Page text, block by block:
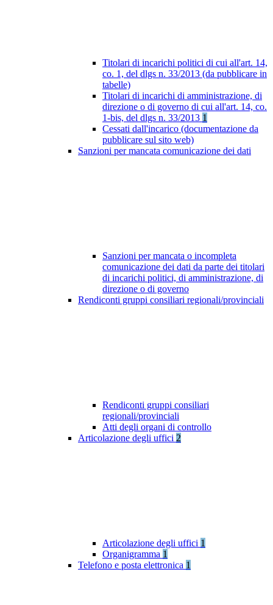
Titolari di incarichi politici di cui all'art. 14,
co. 1, del dlgs n. 33/2013 (da pubblicare in
tabelle)
Titolari di incarichi di amministrazione, di
direzione o di governo di cui all'art. 14, co.
1-bis, del dlgs n. 33/2013 1
Cessati dall'incarico (documentazione da
pubblicare sul sito web)
Sanzioni per mancata comunicazione dei dati
Sanzioni per mancata o incompleta
comunicazione dei dati da parte dei titolari
di incarichi politici, di amministrazione, di
direzione o di governo
Rendiconti gruppi consiliari regionali/provinciali
Rendiconti gruppi consiliari
regionali/provinciali
Atti degli organi di controllo
Articolazione degli uffici 2
Articolazione degli uffici 1
Organigramma 1
Telefono e posta elettronica 1